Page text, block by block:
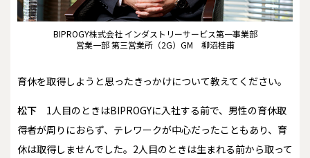
BIPROGY株式会社 インダストリーサービス第一事業部
営業一部 第三営業所（2G）GM 柳沼桂甫
――育休を取得しようと思ったきっかけについて教えてください。
松下
1人目のときはBIPROGYに入社する前で、男性の育休取
得者が周りにおらず、テレワークが中心だったこともあり、育
休は取得しませんでした。2人目のときは生まれる前から取って